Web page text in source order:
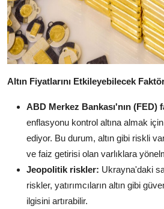
Altın Fiyatlarını Etkileyebilecek
ABD Merkez Bankası'nın (FED)
enflasyonu kontrol altına almak
ediyor. Bu durum, altın gibi riskli
ve faiz getirisi olan varlıklara
Jeopolitik riskler: Ukrayna'daki
riskler, yatırımcıların altın gibi
ilgisini artırabilir.